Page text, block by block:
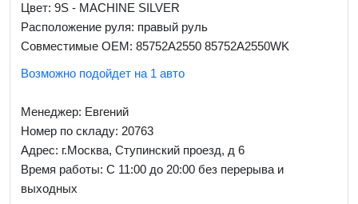
Цвет: 9S - MACHINE SILVER
Расположение руля: правый руль
Совместимые OEM: 85752A2550 85752A2550WK
Возможно подойдет на 1 авто
Менеджер: Евгений
Номер по складу: 20763
Адрес: г.Москва, Ступинский проезд, д 6
Время работы: С 11:00 до 20:00 без перерыва и
выходных